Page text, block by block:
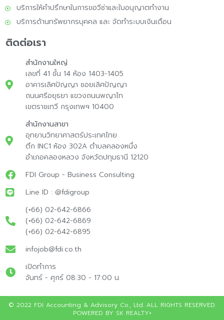
บริการให้คำปรึกษาในการขอวีซ่าและใบอนุญาตทำงาน
บริการด้านทรัพยากรบุคคล และ จัดทำระบบเงินเดือน
ติดต่อเรา
สำนักงานใหญ่
เลขที่ 41 ชั้น 14 ห้อง 1403-1405
อาคารเลิศปัญญา ซอยเลิศปัญญา
ถนนศรีอยุธยา แขวงถนนพญาไท
เขตราชเทวี กรุงเทพฯ 10400
สำนักงานสาขา
อุทยานวิทยาศาสตร์ประเทศไทย
ตึก INC1 ห้อง 302A ตำบลคลองหนึ่ง
อำเภอคลองหลวง จังหวัดปทุมธานี 12120
FDI Group - Business Consulting
Line ID : @fdigroup
(+66) 02-642-6866
(+66) 02-642-6869
(+66) 02-642-6895
infojob@fdi.co.th
เปิดทำการ
จันทร์ - ศุกร์ 08:30 - 17:00 น.
© 2022 FDI Accounting & Advisory Co., Ltd. ALL RIGHTS RESERVED.
POWERED BY SK REALTY+